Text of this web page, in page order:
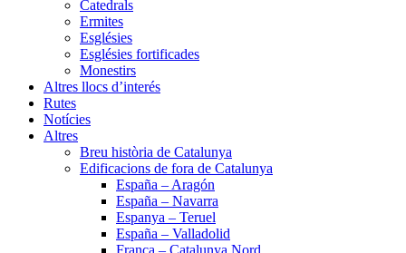
Catedrals
Ermites
Esglésies
Esglésies fortificades
Monestirs
Altres llocs d’interés
Rutes
Notícies
Altres
Breu història de Catalunya
Edificacions de fora de Catalunya
España – Aragón
España – Navarra
Espanya – Teruel
España – Valladolid